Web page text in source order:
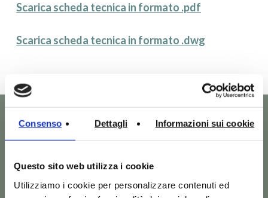
Consenso Dettagli Informazioni sui cookie
Questo sito web utilizza i cookie
Utilizziamo i cookie per personalizzare contenuti ed
Scarica scheda tecnica in formato .pdf
Scarica scheda tecnica in formato .dwg
Altri prodotti della